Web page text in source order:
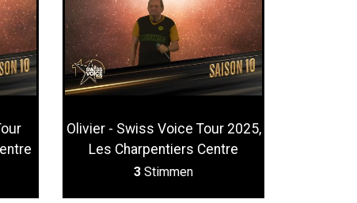
Olivier - Swiss Voice Tour 2025,
Les Charpentiers Centre
3 Stimmen